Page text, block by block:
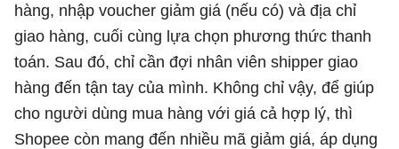
hàng, nhập voucher giảm giá (nếu có) và địa chỉ
giao hàng, cuối cùng lựa chọn phương thức thanh
toán. Sau đó, chỉ cần đợi nhân viên shipper giao
hàng đến tận tay của mình. Không chỉ vậy, để giúp
cho người dùng mua hàng với giá cả hợp lý, thì
Shopee còn mang đến nhiều mã giảm giá, áp dụng